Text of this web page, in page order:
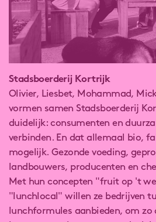
Stadsboerderij Kortrijk
Olivier, Liesbet, Mohammad,
vormen samen Stadsboerderij
duidelijk: consumenten en
verbinden. En dat allemaal bio,
mogelijk. Gezonde voeding,
landbouwers, producenten en
Met hun concepten "fruit op 't
"lunchlocal" willen ze bedrijven
lunchformules aanbieden, om zo